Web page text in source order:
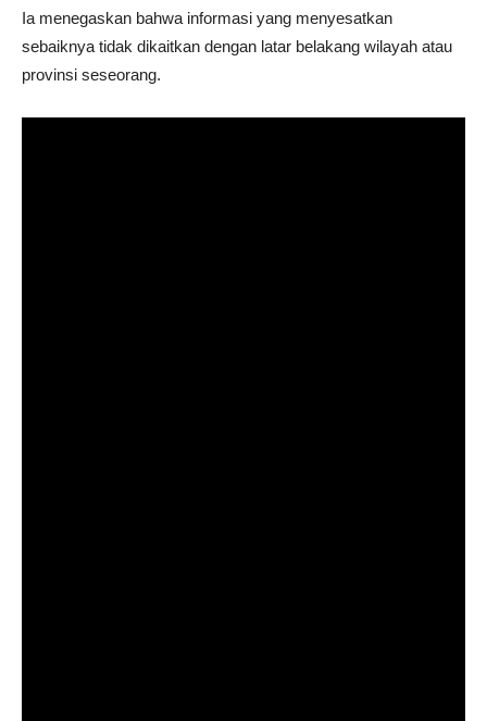
Ia menegaskan bahwa informasi yang menyesatkan
sebaiknya tidak dikaitkan dengan latar belakang wilayah atau
provinsi seseorang.